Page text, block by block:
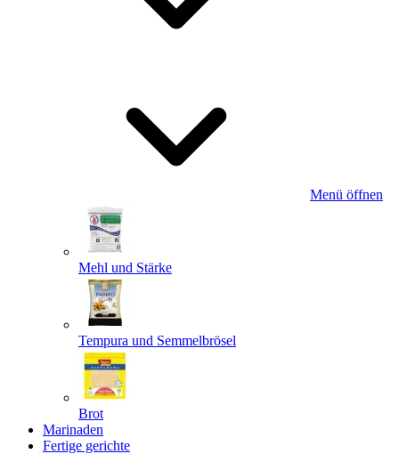
Menü öffnen
Mehl und Stärke
Tempura und Semmelbrösel
Brot
Marinaden
Fertige gerichte